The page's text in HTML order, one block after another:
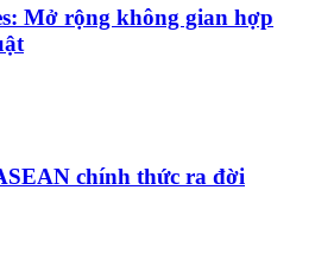
Mở rộng không gian hợp
chính thức ra đời